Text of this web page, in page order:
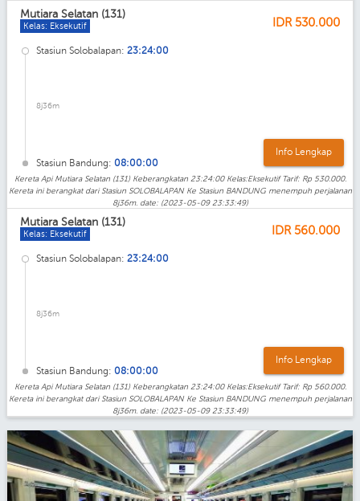
Mutiara Selatan (131)
Kelas: Eksekutif IDR 530.000
Stasiun Solobalapan: 23:24:00
8j36m
Stasiun Bandung: 08:00:00
Info Lengkap
Kereta Api Mutiara Selatan (131) Keberangkatan 23:24:00 Kelas:Eksekutif Tarif: Rp 530.000.
Kereta ini berangkat dari Stasiun SOLOBALAPAN Ke Stasiun BANDUNG menempuh perjalanan
8j36m. date: (2023-05-09 23:33:49)
Mutiara Selatan (131)
Kelas: Eksekutif IDR 560.000
Stasiun Solobalapan: 23:24:00
8j36m
Stasiun Bandung: 08:00:00
Info Lengkap
Kereta Api Mutiara Selatan (131) Keberangkatan 23:24:00 Kelas:Eksekutif Tarif: Rp 560.000.
Kereta ini berangkat dari Stasiun SOLOBALAPAN Ke Stasiun BANDUNG menempuh perjalanan
8j36m. date: (2023-05-09 23:33:49)